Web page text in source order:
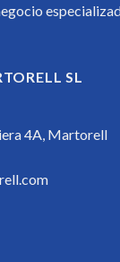
SL
4A, Martorell